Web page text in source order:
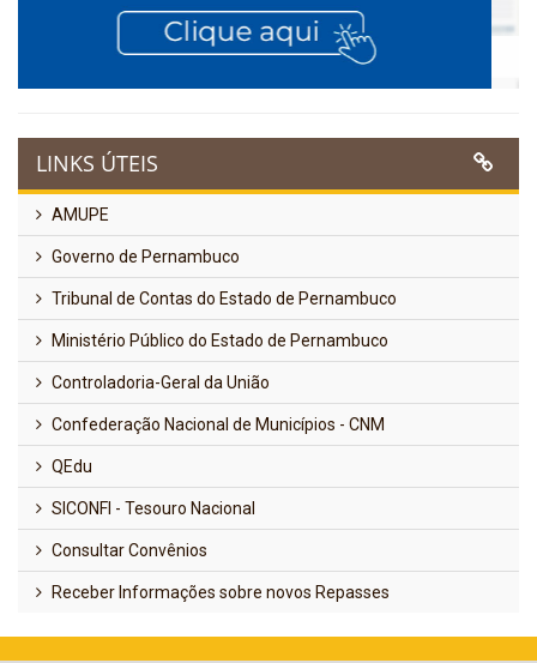
LINKS ÚTEIS
AMUPE
Governo de Pernambuco
Tribunal de Contas do Estado de Pernambuco
Ministério Público do Estado de Pernambuco
Controladoria-Geral da União
Confederação Nacional de Municípios - CNM
QEdu
SICONFI - Tesouro Nacional
Consultar Convênios
Receber Informações sobre novos Repasses